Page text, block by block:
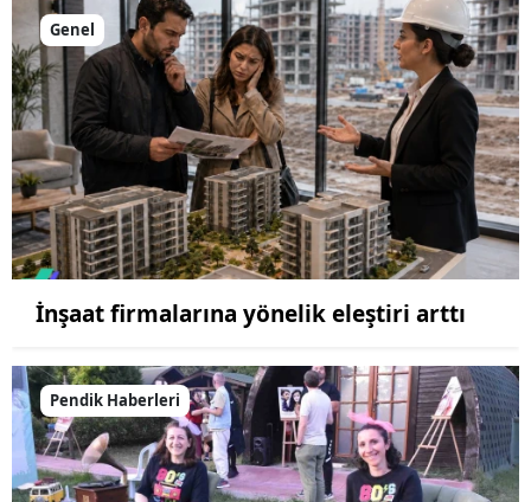
Genel
İnşaat firmalarına yönelik eleştiri arttı
Pendik Haberleri